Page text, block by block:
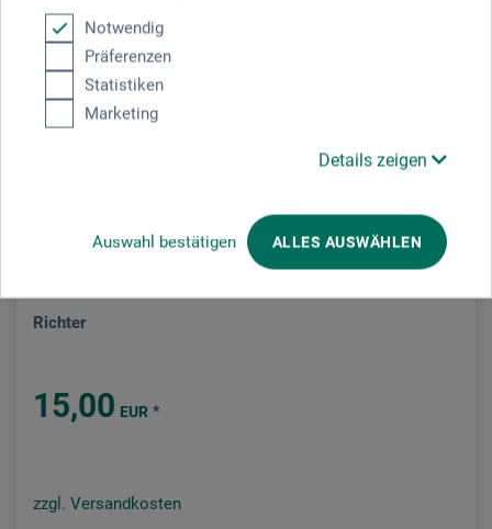
Notwendig
Präferenzen
Statistiken
Marketing
Details zeigen
Auswahl bestätigen ALLES AUSWÄHLEN
Richter
15,00 EUR *
zzgl. Versandkosten